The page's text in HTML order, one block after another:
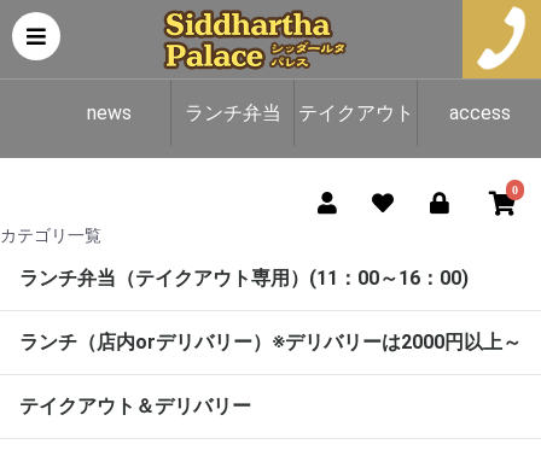
news ランチ弁当 テイクアウト access
0
カテゴリ一覧
ランチ弁当（テイクアウト専用）(11：00～16：00)
ランチ（店内orデリバリー）※デリバリーは2000円以上～
テイクアウト＆デリバリー